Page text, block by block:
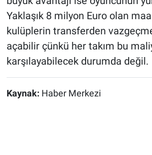
Yaklaşık 8 milyon Euro olan
kulüplerin transferden
açabilir çünkü her takım bu
karşılayabilecek durumda değil.
Kaynak: Haber Merkezi